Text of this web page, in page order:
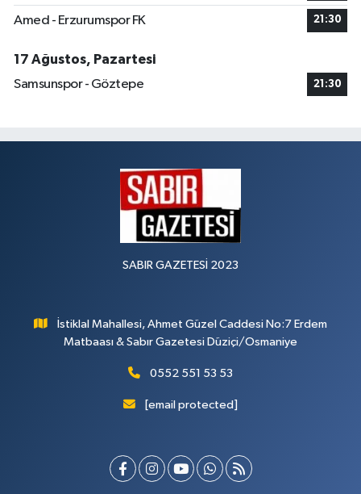
Amed - Erzurumspor FK 21:30
17 Ağustos, Pazartesi
Samsunspor - Göztepe
21:30
SABIR GAZETESİ 2023
İstiklal Mahallesi, Ahmet Güzel Caddesi No:7 Erdem
Matbaası & Sabır Gazetesi Düziçi/Osmaniye
0552 551 53 53
[email protected]